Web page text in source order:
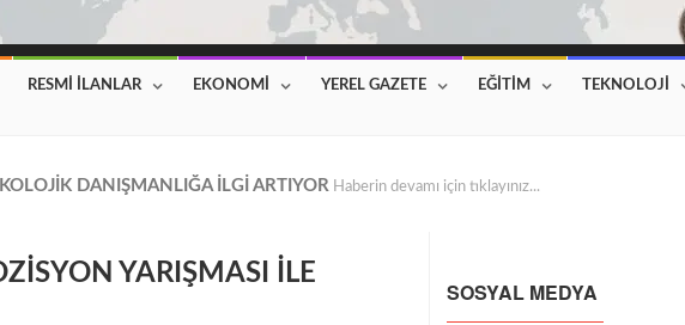
RESMİ İLANLAR EKONOMİ YEREL GAZETE EĞİTİM TEKNOLOJİ
HABER GELDİ! 2026 YILI FİYATLAR AÇIKLANDI Haberin devamı için tıklayınız...
YARIŞMASI İLE
SOSYAL MEDYA